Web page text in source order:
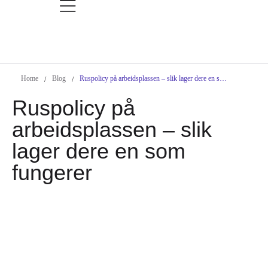
Home / Blog /
Ruspolicy på
arbeidsplassen – slik
lager dere en som
fungerer